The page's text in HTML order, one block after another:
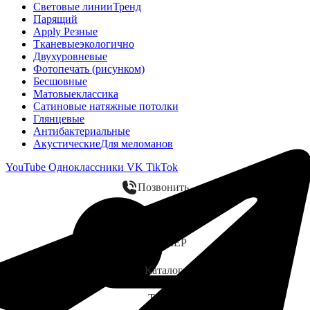
Световые линииТренд
Парящий
Apply Резные
Тканевыеэкологично
Двухуровневые
Фотопечать (рисунком)
Бесшовные
Матовыеклассика
Сатиновые натяжные потолки
Глянцевые
Антибактериальные
АкустическиеДля меломанов
YouTube Одноклассники VK TikTok
Позвонить
ЗАМЕР
Каталог
Telegram